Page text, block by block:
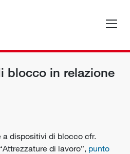
blocco in relazione
a dispositivi di blocco cfr.
di lavoro”, punto